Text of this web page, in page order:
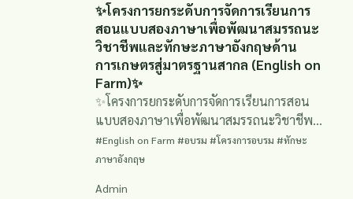
✨โครงการยกระดับการจัดการเรียนการ
สอนแบบสองภาษาเพื่อพัฒนาสมรรถนะ
วิชาชีพและทักษะภาษาอังกฤษด้าน
การเกษตรสู่มาตรฐานสากล (English on
Farm)✨
✨โครงการยกระดับการจัดการเรียนการสอน
แบบสองภาษาเพื่อพัฒนาสมรรถนะวิชาชีพ
และทักษะภาษาอังกฤษด้านการเกษตรสู่
มาตรฐานสากล (English on Farm)✨
#English on Farm #อบรม #โครงการอบรม #ทักษะ
ภาษาอังกฤษ
Admin